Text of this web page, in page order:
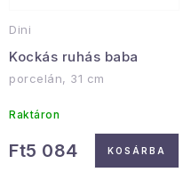
Dini
Kockás ruhás baba
porcelán, 31 cm
Raktáron
Ft5 084 KOSÁRBA